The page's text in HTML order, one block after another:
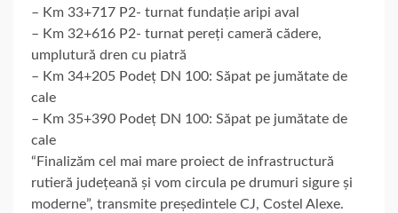
– Km 33+717 P2- turnat fundație aripi aval
– Km 32+616 P2- turnat pereți cameră cădere,
umplutură dren cu piatră
– Km 34+205 Podeț DN 100: Săpat pe jumătate de
cale
– Km 35+390 Podeț DN 100: Săpat pe jumătate de
cale
“Finalizăm cel mai mare proiect de infrastructură
rutieră județeană și vom circula pe drumuri sigure și
moderne”, transmite președintele CJ, Costel Alexe.